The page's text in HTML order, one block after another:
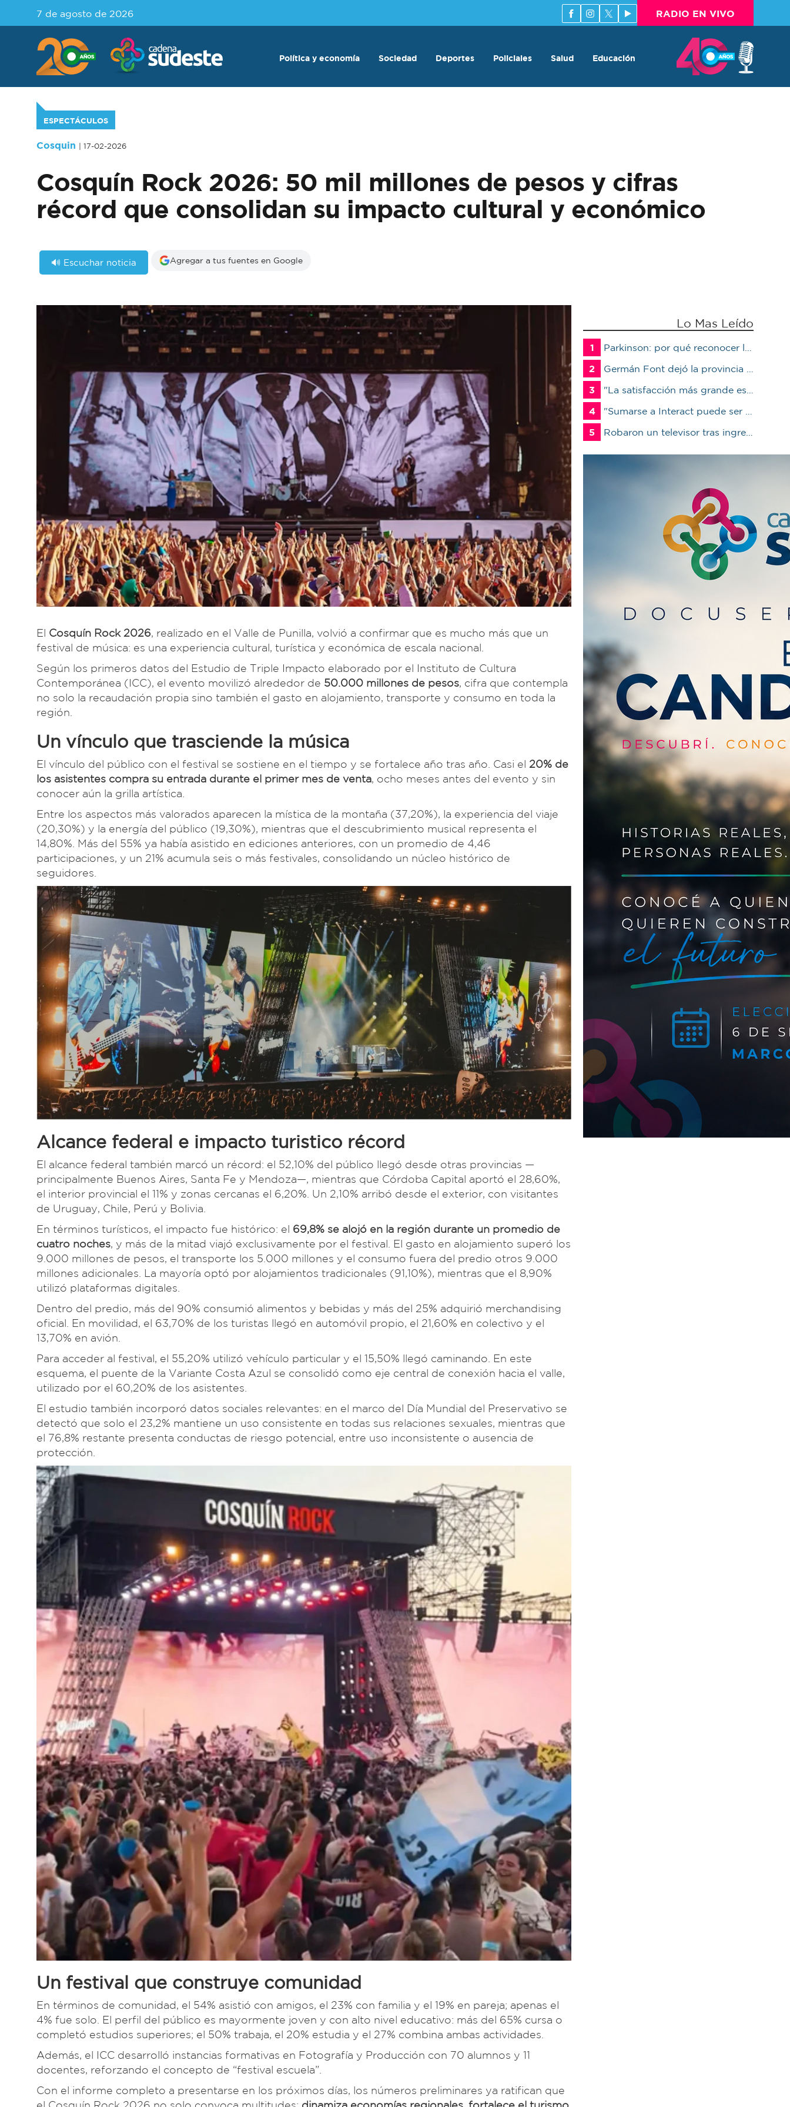
7 de agosto de 2026 RADIO EN VIVO
Política y economía Sociedad Deportes Policiales Salud Educación
ESPECTÁCULOS
Cosquin | 17-02-2026
Cosquín Rock 2026: 50 mil millones de pesos y cifras
récord que consolidan su impacto cultural y económico
🔊 Escuchar noticia Agregar a tus fuentes en Google
El Cosquín Rock 2026 , realizado en el Valle de Punilla, volvió a confirmar que es mucho más que un
festival de música: es una experiencia cultural, turística y económica de escala nacional.
Según los primeros datos del Estudio de Triple Impacto elaborado por el Instituto de Cultura
Contemporánea (ICC), el evento movilizó alrededor de 50.000 millones de pesos , cifra que contempla
no solo la recaudación propia sino también el gasto en alojamiento, transporte y consumo en toda la
región.
Un vínculo que trasciende la música
El vínculo del público con el festival se sostiene en el tiempo y se fortalece año tras año. Casi el 20% de
los asistentes compra su entrada durante el primer mes de venta , ocho meses antes del evento y sin
conocer aún la grilla artística.
Entre los aspectos más valorados aparecen la mística de la montaña (37,20%), la experiencia del viaje
(20,30%) y la energía del público (19,30%), mientras que el descubrimiento musical representa el
14,80%. Más del 55% ya había asistido en ediciones anteriores, con un promedio de 4,46
participaciones, y un 21% acumula seis o más festivales, consolidando un núcleo histórico de
seguidores.
Alcance federal e impacto turistico récord
El alcance federal también marcó un récord: el 52,10% del público llegó desde otras provincias —
principalmente Buenos Aires, Santa Fe y Mendoza—, mientras que Córdoba Capital aportó el 28,60%,
el interior provincial el 11% y zonas cercanas el 6,20%. Un 2,10% arribó desde el exterior, con visitantes
de Uruguay, Chile, Perú y Bolivia.
En términos turísticos, el impacto fue histórico: el 69,8% se alojó en la región durante un promedio de
cuatro noches , y más de la mitad viajó exclusivamente por el festival. El gasto en alojamiento superó los
9.000 millones de pesos, el transporte los 5.000 millones y el consumo fuera del predio otros 9.000
millones adicionales. La mayoría optó por alojamientos tradicionales (91,10%), mientras que el 8,90%
utilizó plataformas digitales.
Dentro del predio, más del 90% consumió alimentos y bebidas y más del 25% adquirió merchandising
oficial. En movilidad, el 63,70% de los turistas llegó en automóvil propio, el 21,60% en colectivo y el
13,70% en avión.
Para acceder al festival, el 55,20% utilizó vehículo particular y el 15,50% llegó caminando. En este
esquema, el puente de la Variante Costa Azul se consolidó como eje central de conexión hacia el valle,
utilizado por el 60,20% de los asistentes.
El estudio también incorporó datos sociales relevantes: en el marco del Día Mundial del Preservativo se
detectó que solo el 23,2% mantiene un uso consistente en todas sus relaciones sexuales, mientras que
el 76,8% restante presenta conductas de riesgo potencial, entre uso inconsistente o ausencia de
protección.
Un festival que construye comunidad
En términos de comunidad, el 54% asistió con amigos, el 23% con familia y el 19% en pareja; apenas el
4% fue solo. El perfil del público es mayormente joven y con alto nivel educativo: más del 65% cursa o
completó estudios superiores; el 50% trabaja, el 20% estudia y el 27% combina ambas actividades.
Además, el ICC desarrolló instancias formativas en Fotografía y Producción con 70 alumnos y 11
docentes, reforzando el concepto de “festival escuela”.
Con el informe completo a presentarse en los próximos días, los números preliminares ya ratifican que
el Cosquín Rock 2026 no solo convoca multitudes: dinamiza economías regionales, fortalece el turismo,
Lo Mas Leído
1
Parkinson: por qué reconocer los primeros síntomas puede cambiar la calidad de vida del paciente
2
Germán Font dejó la provincia para ser candidato en Marcos Juárez
3
"La satisfacción más grande es ver a un alumno trabajando": Jorge Vicente se jubiló luego de 38 años en el IPET51
4
"Sumarse a Interact puede ser un antes y un después en la vida de un joven"
5
Robaron un televisor tras ingresar a un quincho en una vivienda de Marcos Juárez